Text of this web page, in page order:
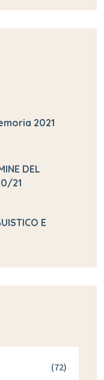
2021
DEL
21
E
(72)